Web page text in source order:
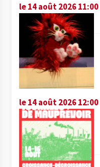
le 14 août 2026 11:00
le 14 août 2026 12:00